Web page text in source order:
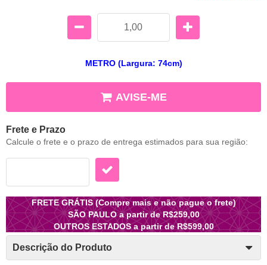
METRO (Largura: 74cm)
AVISE-ME
Frete e Prazo
Calcule o frete e o prazo de entrega estimados para sua região:
FRETE GRÁTIS (Compre mais e não pague o frete)
SÃO PAULO a partir de R$259,00
OUTROS ESTADOS a partir de R$599,00
Descrição do Produto